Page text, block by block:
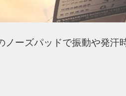
ノーズパッドで振動や発汗